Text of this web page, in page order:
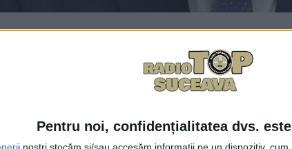
Pentru noi, confidențialitatea dvs.
Județean Suceava a aprobat alocarea sumei
urgente si neprevăzute, necesare
și Comitetului Județean pentru Situații de Urgență.
ca ajutoare de urgență pentru populația